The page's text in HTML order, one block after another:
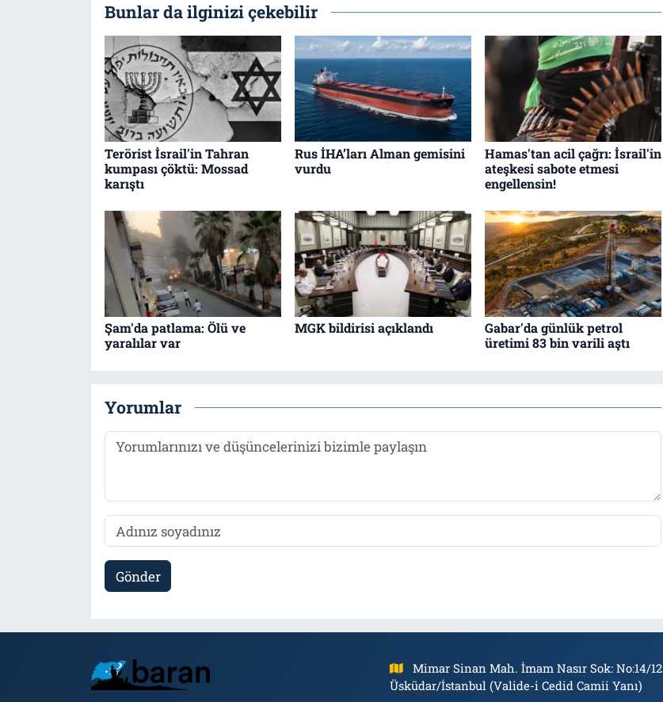
Bunlar da ilginizi çekebilir
Terörist İsrail'in Tahran
kumpası çöktü: Mossad
karıştı
Rus İHA’ları Alman gemisini
vurdu
Hamas'tan acil çağrı: İsrail'in
ateşkesi sabote etmesi
engellensin!
Şam'da patlama: Ölü ve
yaralılar var
MGK bildirisi açıklandı
Gabar'da günlük petrol
üretimi 83 bin varili aştı
Yorumlar
Gönder
Mimar Sinan Mah. İmam Nasır Sok: No:14/12
Üsküdar/İstanbul (Valide-i Cedid Camii Yanı)